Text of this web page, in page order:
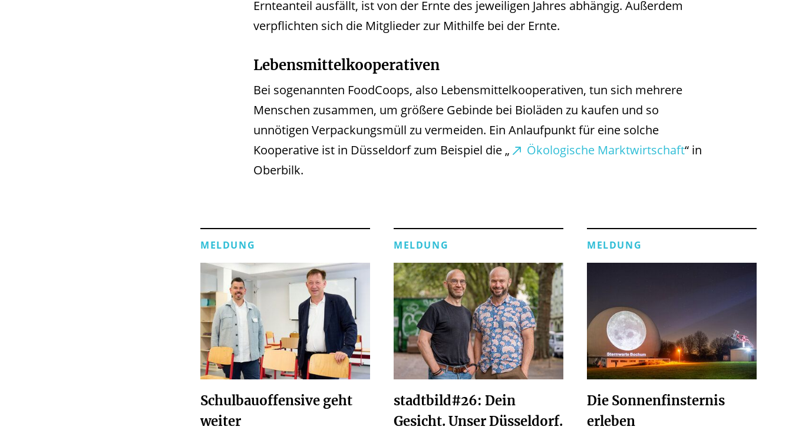
Ernteanteil ausfällt, ist von der Ernte des jeweiligen Jahres abhängig. Außerdem
verpflichten sich die Mitglieder zur Mithilfe bei der Ernte.
Lebensmittelkooperativen
Bei sogenannten FoodCoops, also Lebensmittelkooperativen, tun sich mehrere
Menschen zusammen, um größere Gebinde bei Bioläden zu kaufen und so
unnötigen Verpackungsmüll zu vermeiden. Ein Anlaufpunkt für eine solche
Kooperative ist in Düsseldorf zum Beispiel die „
Ökologische Marktwirtschaft“ in
Oberbilk.
MELDUNG
Schulbauoffensive geht
weiter
MELDUNG
stadtbild#26: Dein
Gesicht. Unser Düsseldorf.
MELDUNG
Die Sonnenfinsternis
erleben